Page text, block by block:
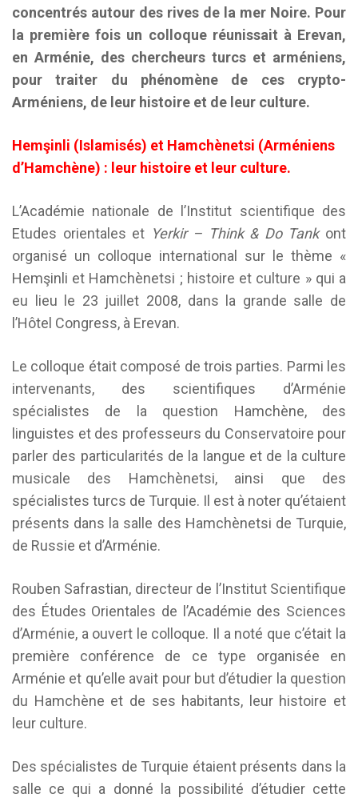
concentrés autour des rives de la mer Noire. Pour
la première fois un colloque réunissait à Erevan,
en Arménie, des chercheurs turcs et arméniens,
pour traiter du phénomène de ces crypto-
Arméniens, de leur histoire et de leur culture.
Hemşinli (Islamisés) et Hamchènetsi (Arméniens
d’Hamchène) : leur histoire et leur culture.
L’Académie nationale de l’Institut scientifique des
Etudes orientales et Yerkir – Think & Do Tankont
organisé un colloque international sur le thème «
Hemşinli et Hamchènetsi ; histoire et culture » qui a
eu lieu le 23 juillet 2008, dans la grande salle de
l’Hôtel Congress, à Erevan.
Le colloque était composé de trois parties. Parmi les
intervenants, des scientifiques d’Arménie
spécialistes de la question Hamchène, des
linguistes et des professeurs du Conservatoire pour
parler des particularités de la langue et de la culture
musicale des Hamchènetsi, ainsi que des
spécialistes turcs de Turquie. Il est à noter qu’étaient
présents dans la salle des Hamchènetsi de Turquie,
de Russie et d’Arménie.
Rouben Safrastian, directeur de l’Institut Scientifique
des Études Orientales de l’Académie des Sciences
d’Arménie, a ouvert le colloque. Il a noté que c’était la
première conférence de ce type organisée en
Arménie et qu’elle avait pour but d’étudier la question
du Hamchène et de ses habitants, leur histoire et
leur culture.
Des spécialistes de Turquie étaient présents dans la
salle ce qui a donné la possibilité d’étudier cette